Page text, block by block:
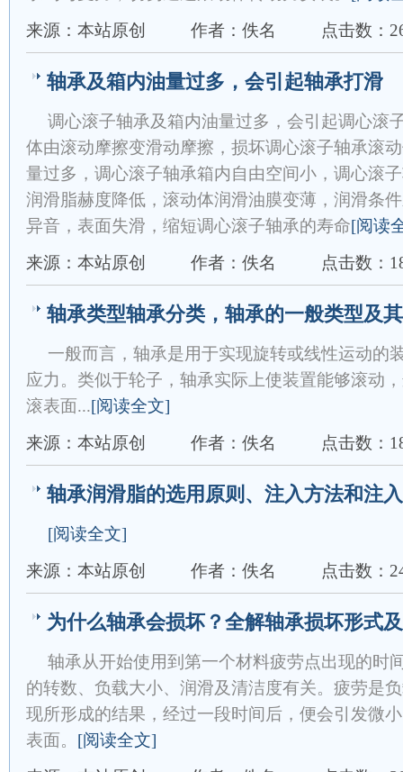
来源：本站原创
作者：佚名 点击数：
轴承及箱内油量过多，会引起轴承打滑
调心滚子轴承及箱内油量过多，会引起调心滚
体由滚动摩擦变滑动摩擦，损坏调心滚子轴承滚
量过多，调心滚子轴承箱内自由空间小，调心滚
润滑脂赫度降低，滚动体润滑油膜变薄，润滑条
异音，表面失滑，缩短调心滚子轴承的寿命[阅读
来源：本站原创
作者：佚名 点击数：
轴承类型轴承分类，轴承的一般类型及
一般而言，轴承是用于实现旋转或线性运动的
应力。类似于轮子，轴承实际上使装置能够滚动
滚表面...[阅读全文]
来源：本站原创
作者：佚名 点击数：
轴承润滑脂的选用原则、注入方法和注
[阅读全文]
来源：本站原创
作者：佚名 点击数：
为什么轴承会损坏？全解轴承损坏形式
轴承从开始使用到第一个材料疲劳点出现的时
的转数、负载大小、润滑及清洁度有关。疲劳是
现所形成的结果，经过一段时间后，便会引发微
表面。 [阅读全文]